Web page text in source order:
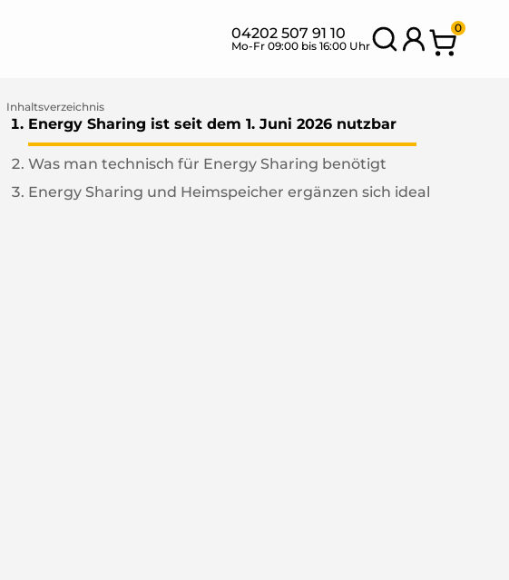
4 PRO SETS
NEU
SETS MIT
FLEXIBLEN
04202 507 91 10
Mo-Fr 09:00 bis 16:00 Uhr
0
Inhaltsverzeichnis
Energy Sharing ist seit dem 1. Juni 2026 nutzbar
Was man technisch für Energy Sharing benötigt
Energy Sharing und Heimspeicher ergänzen sich ideal